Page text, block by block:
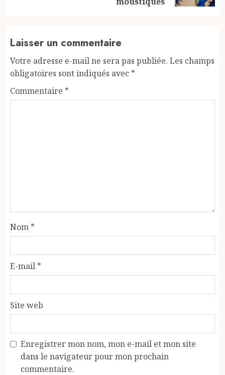
Laisser un commentaire
Votre adresse e-mail ne sera pas publiée. Les champs
obligatoires sont indiqués avec *
Commentaire *
Nom *
E-mail *
Site web
Enregistrer mon nom, mon e-mail et mon site
dans le navigateur pour mon prochain
commentaire.